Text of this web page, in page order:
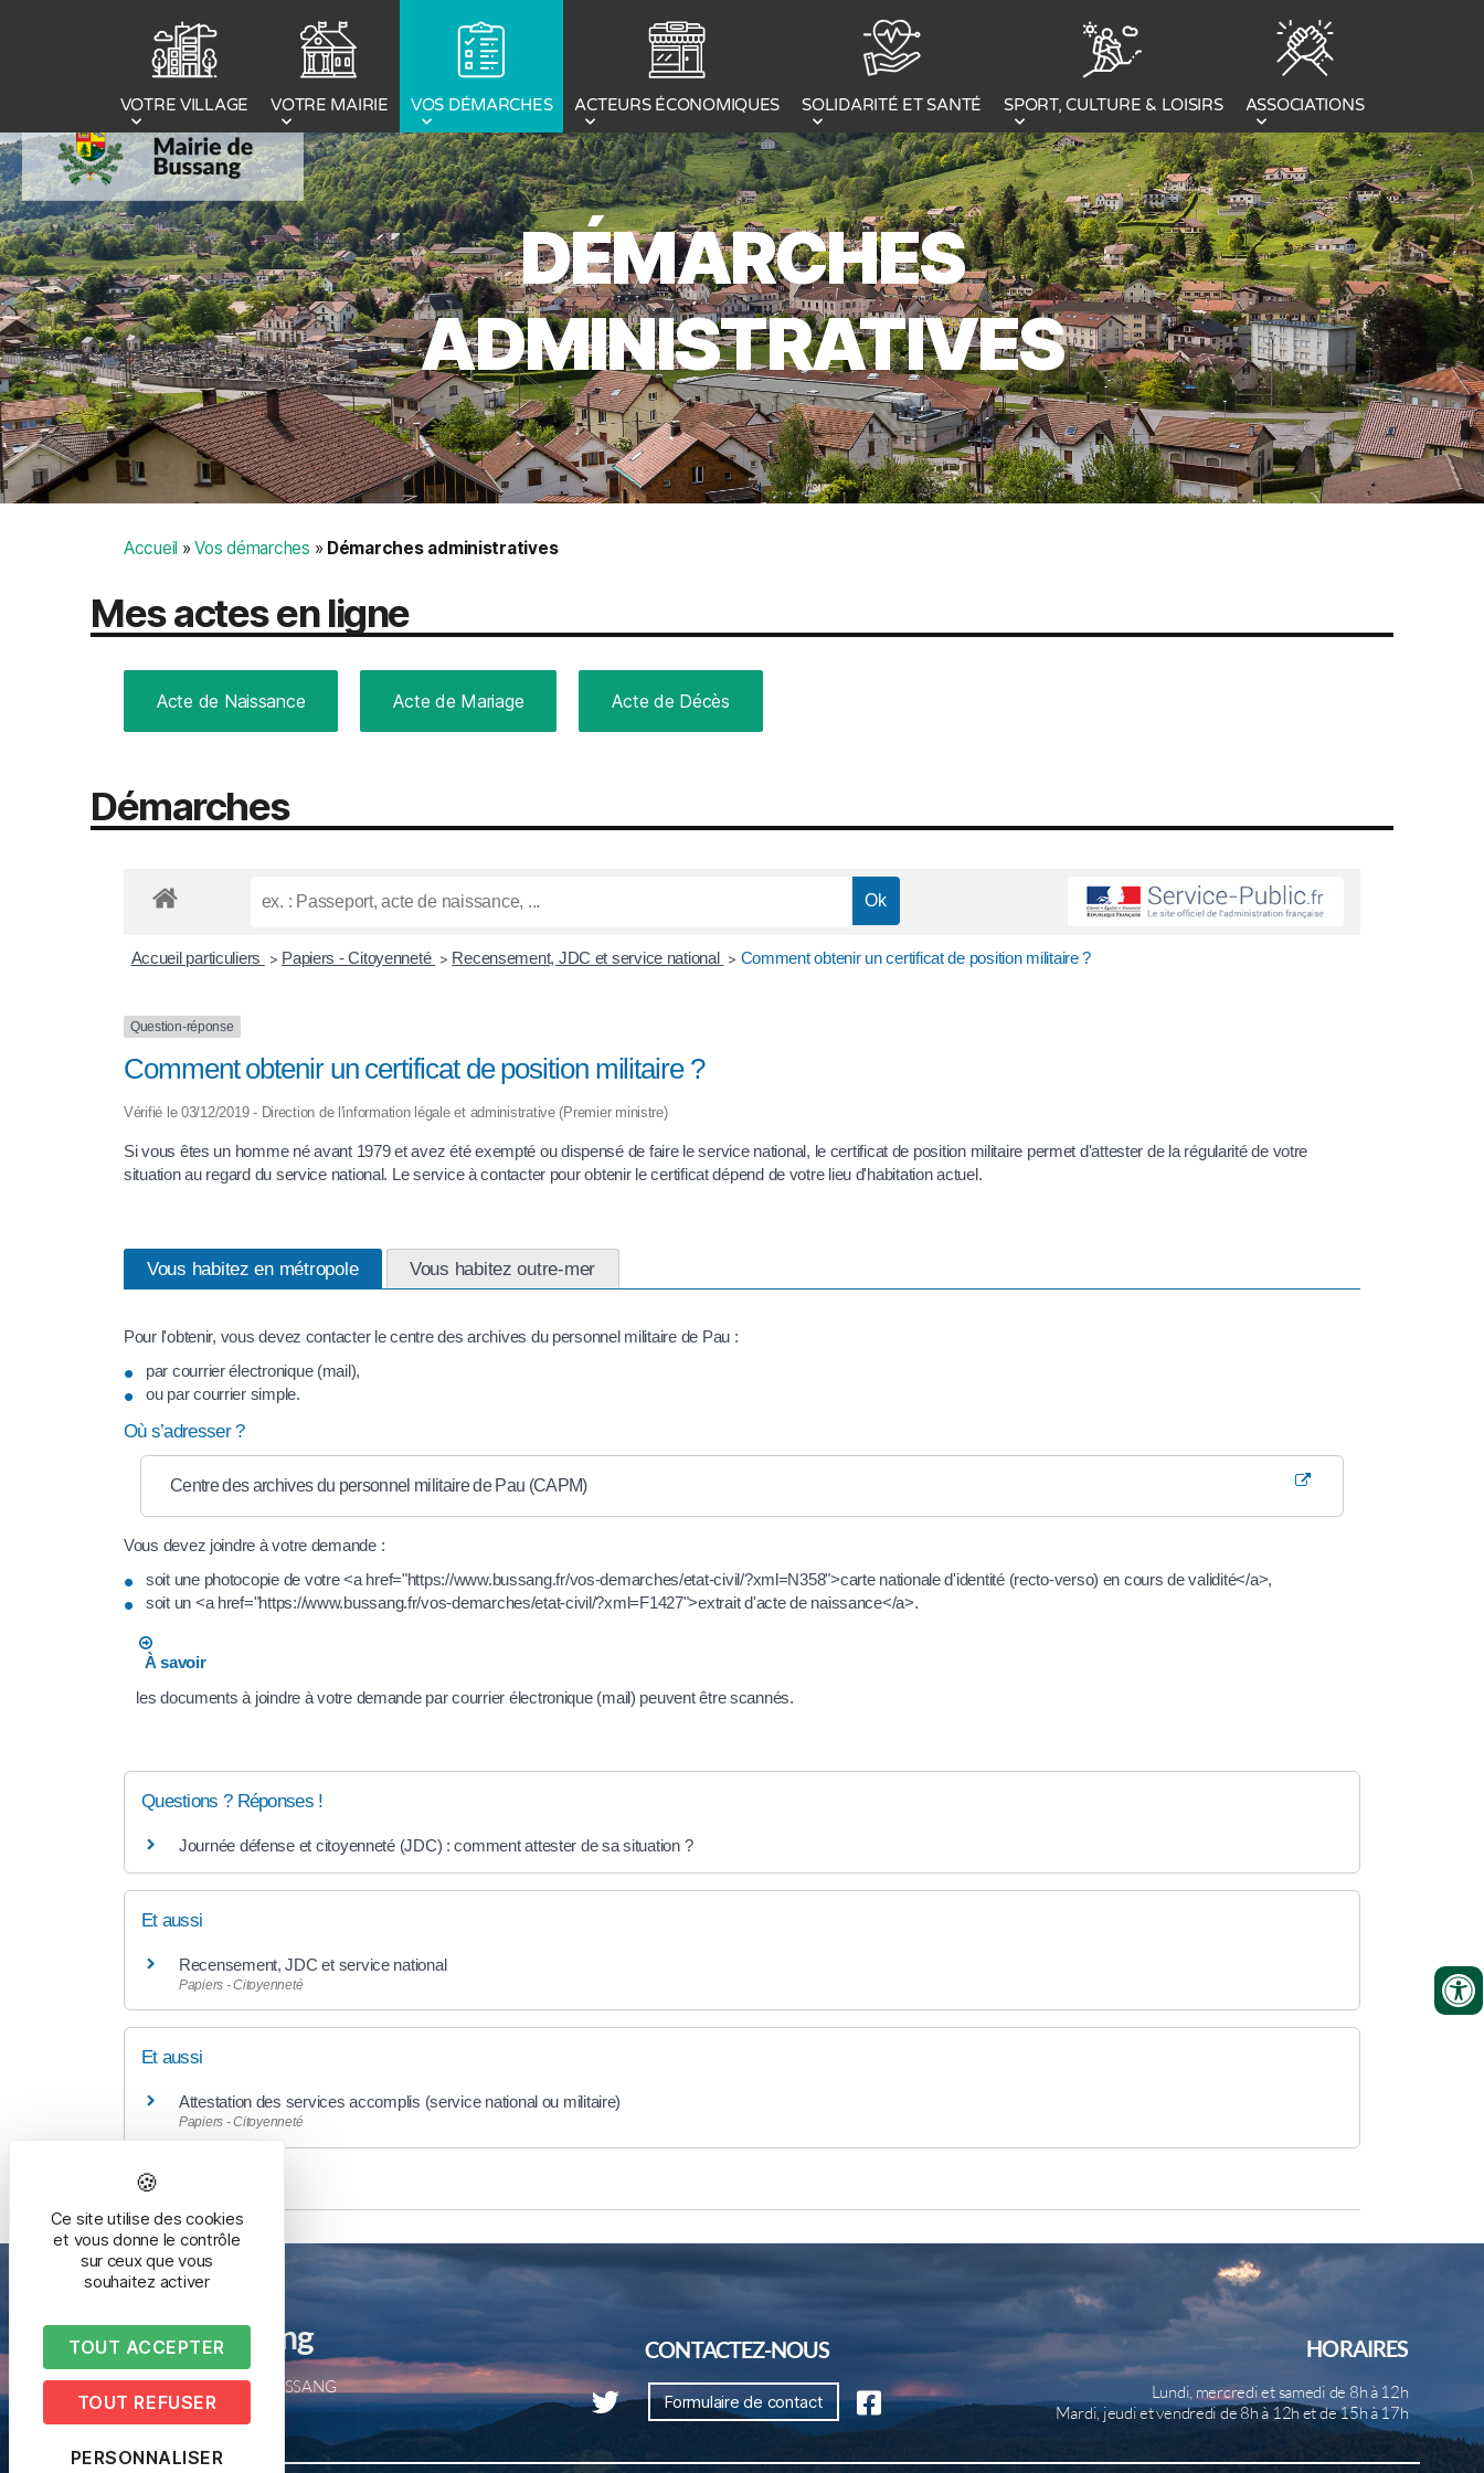
VOTRE VILLAGE VOTRE MAIRIE VOS DÉMARCHES ACTEURS ÉCONOMIQUES SOLIDARITÉ ET SANTÉ SPORT, CULTURE & LOISIRS ASSOCIATIONS
DÉMARCHES
ADMINISTRATIVES
Accueil »Vos démarches » Démarches administratives
Mes actes en ligne
Acte de Naissance Acte de Mariage Acte de Décès
Démarches
Accueil particuliers > Papiers - Citoyenneté > Recensement, JDC et service national > Comment obtenir un certificat de position militaire ?
Question-réponse
Comment obtenir un certificat de position militaire ?
Vérifié le 03/12/2019 - Direction de l'information légale et administrative (Premier ministre)
Si vous êtes un homme né avant 1979 et avez été exempté ou dispensé de faire le service national, le certificat de position militaire permet d'attester de la régularité de votre
situation au regard du service national. Le service à contacter pour obtenir le certificat dépend de votre lieu d'habitation actuel.
Vous habitez en métropole Vous habitez outre-mer
Pour l'obtenir, vous devez contacter le centre des archives du personnel militaire de Pau :
par courrier électronique (mail),
ou par courrier simple.
Où s’adresser ?
Centre des archives du personnel militaire de Pau (CAPM)
Vous devez joindre à votre demande :
soit une photocopie de votre <a href="https://www.bussang.fr/vos-demarches/etat-civil/?xml=N358">carte nationale d'identité (recto-verso) en cours de validité</a>,
soit un <a href="https://www.bussang.fr/vos-demarches/etat-civil/?xml=F1427">extrait d'acte de naissance</a>.
À savoir
les documents à joindre à votre demande par courrier électronique (mail) peuvent être scannés.
Questions ? Réponses !
Journée défense et citoyenneté (JDC) : comment attester de sa situation ?
Et aussi
Recensement, JDC et service national
Papiers - Citoyenneté
Et aussi
Attestation des services accomplis (service national ou militaire)
Papiers - Citoyenneté
Mairie de Bussang
2 place de la mairie – 88540 BUSSANG
Tél. 03 29 61 50 05
CONTACTEZ-NOUS
Formulaire de contact
HORAIRES
Lundi, mercredi et samedi de 8h à 12h
Mardi, jeudi et vendredi de 8h à 12h et de 15h à 17h
Ce site utilise des cookies
et vous donne le contrôle
sur ceux que vous
souhaitez activer
TOUT ACCEPTER
TOUT REFUSER
PERSONNALISER